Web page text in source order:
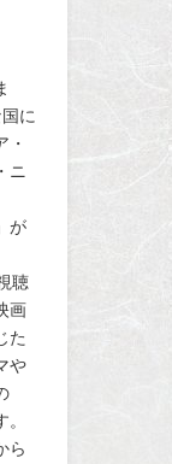
に
・
ニ
が
聴
画
た
や
ら